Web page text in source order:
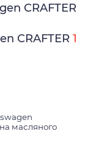
CRAFTER
CRAFTER 1
масляного